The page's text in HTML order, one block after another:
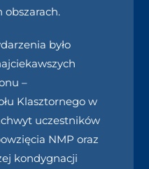
obszarach.
było
–
Klasztornego w
uczestników
NMP oraz
kondygnacji